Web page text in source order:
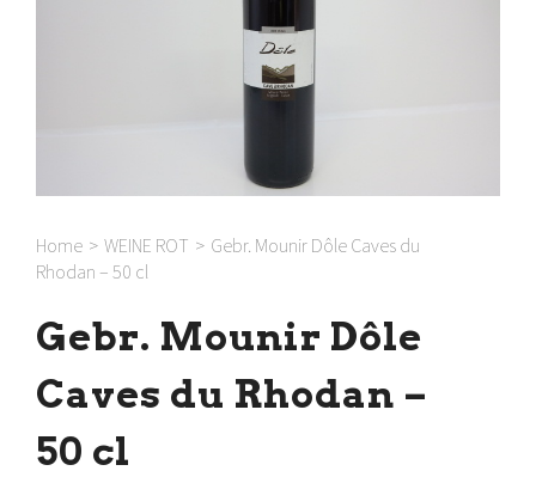
Home > WEINE ROT > Gebr. Mounir Dôle Caves du
Rhodan – 50 cl
Gebr. Mounir Dôle
Caves du Rhodan –
50 cl